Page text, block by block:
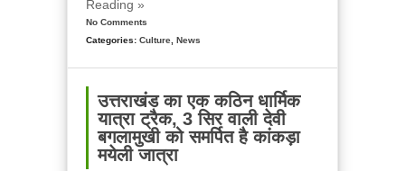
Reading »
No Comments
Categories: Culture, News
उत्तराखंड का एक कठिन धार्मिक
यात्रा ट्रैक, 3 सिर वाली देवी
बगलामुखी को समर्पित है कांकड़ा
मयेली जात्रा